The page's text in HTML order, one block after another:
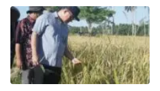
Kelapa